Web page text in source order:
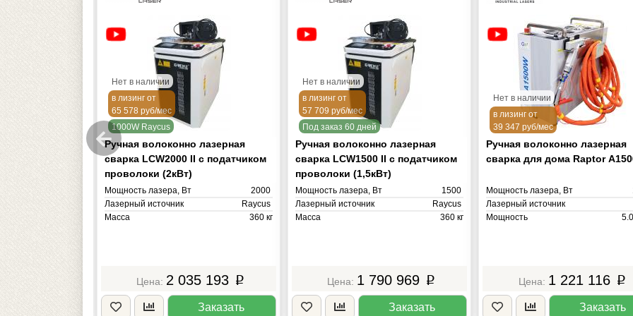
лазерная
Заказать
Нет в наличии
в лизинг от
65 578 руб/мес
1000W Raycus
Ручная волоконно лазерная
сварка LCW2000 II с податчиком
проволоки (2кВт)
Мощность лазера, Вт
2000
Лазерный источник
Raycus
Масса
360 кг
2 035 193 p
Заказать
Нет в наличии
в лизинг от
57 709 руб/мес
Под заказ 60 дней
Ручная волоконно лазерная
сварка LCW1500 II с податчиком
проволоки (1,5кВт)
Мощность лазера, Вт
1500
Лазерный источник
Raycus
Масса
360 кг
1 790 969 p
Заказать
Нет в наличии
в лизинг от
39 347 руб/мес
Ручная волоконно лазерная
сварка для дома Raptor
Мощность лазера, Вт
Лазерный источник
Мощность
1 221 116 p
Заказать